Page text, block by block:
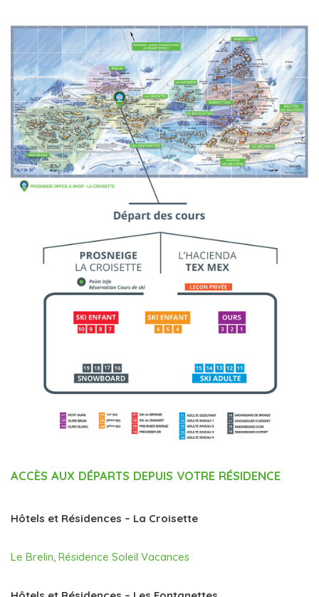
ACCÈS AUX DÉPARTS DEPUIS VOTRE RÉSIDENCE
Hôtels et Résidences – La Croisette
Le Brelin Résidence Soleil Vacances